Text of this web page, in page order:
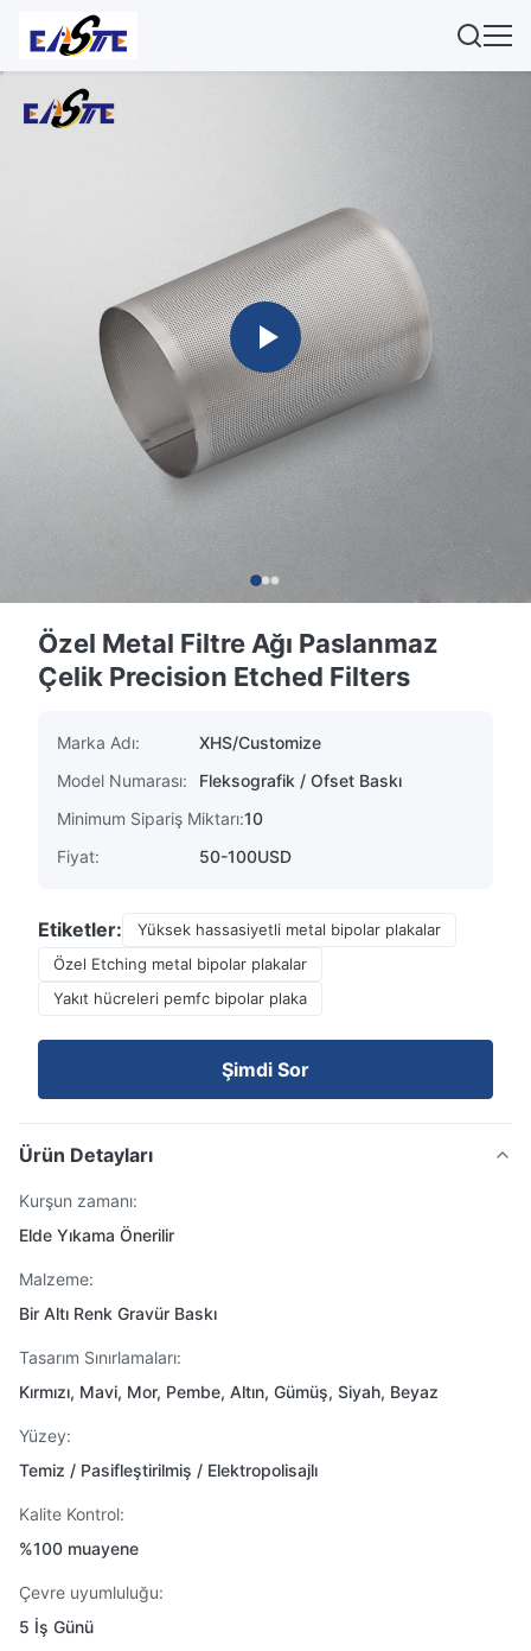
Özel Metal Filtre Ağı Paslanmaz
Çelik Precision Etched Filters
Marka Adı:
XHS/Customize
Model Numarası:
Fleksografik / Ofset Baskı
Minimum Sipariş Miktarı:10
Fiyat:
50-100USD
Etiketler:
Yüksek hassasiyetli metal bipolar plakalar
Özel Etching metal bipolar plakalar
Yakıt hücreleri pemfc bipolar plaka
Şimdi Sor
Ürün Detayları
Kurşun zamanı:
Elde Yıkama Önerilir
Malzeme:
Bir Altı Renk Gravür Baskı
Tasarım Sınırlamaları:
Kırmızı, Mavi, Mor, Pembe, Altın, Gümüş, Siyah, Beyaz
Yüzey:
Temiz / Pasifleştirilmiş / Elektropolisajlı
Kalite Kontrol:
%100 muayene
Çevre uyumluluğu:
5 İş Günü